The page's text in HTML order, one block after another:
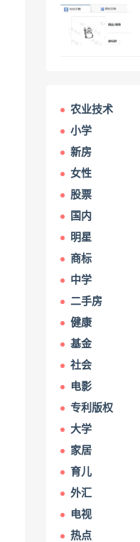
农业技术
小学
新房
女性
股票
国内
明星
商标
中学
二手房
健康
基金
社会
电影
专利版权
大学
家居
育儿
外汇
电视
热点